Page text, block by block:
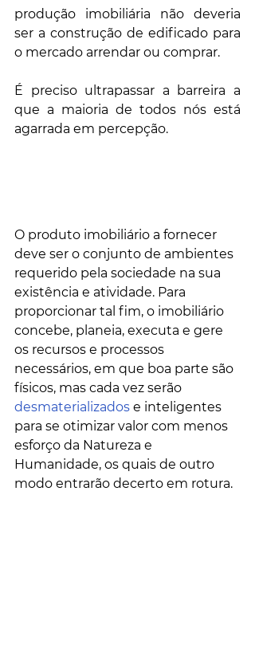
produção imobiliária não deveria
ser a construção de edificado para
o mercado arrendar ou comprar.
É preciso ultrapassar a barreira a
que a maioria de todos nós está
agarrada em percepção.
O produto imobiliário a fornecer
deve ser o conjunto de ambientes
requerido pela sociedade na sua
existência e atividade. Para
proporcionar tal fim, o imobiliário
concebe, planeia, executa e gere
os recursos e processos
necessários, em que boa parte são
físicos, mas cada vez serão
desmaterializados e inteligentes
para se otimizar valor com menos
esforço da Natureza e
Humanidade, os quais de outro
modo entrarão decerto em rotura.